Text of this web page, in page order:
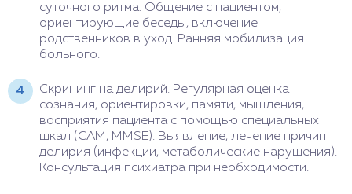
суточного ритма. Общение с пациентом,
ориентирующие беседы, включение
родственников в уход. Ранняя мобилизация
больного.
Скрининг на делирий. Регулярная оценка
сознания, ориентировки, памяти, мышления,
восприятия пациента с помощью специальных
шкал (CAM, MMSE). Выявление, лечение причин
делирия (инфекции, метаболические нарушения).
Консультация психиатра при необходимости.